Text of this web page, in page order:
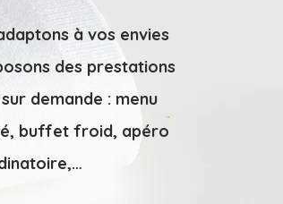
à vos envies
des prestations
demande : menu
buffet froid, apéro